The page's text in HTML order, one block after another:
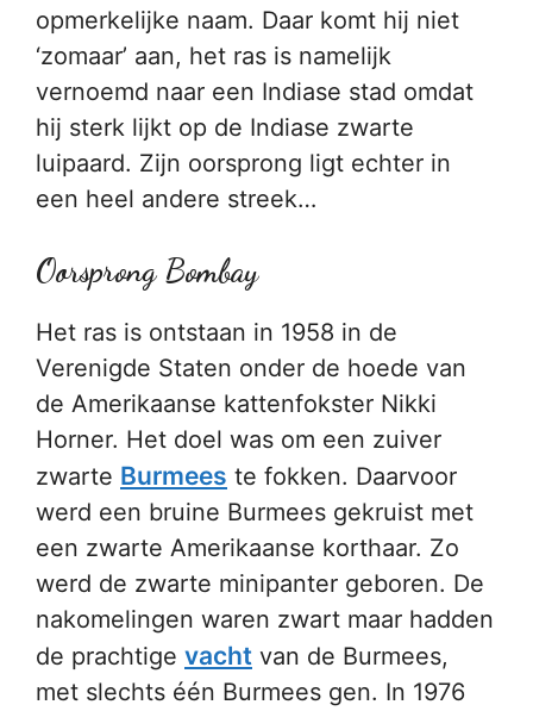
opmerkelijke naam. Daar komt hij niet
‘zomaar’ aan, het ras is namelijk
vernoemd naar een Indiase stad omdat
hij sterk lijkt op de Indiase zwarte
luipaard. Zijn oorsprong ligt echter in
een heel andere streek…
Oorsprong Bombay
Het ras is ontstaan in 1958 in de
Verenigde Staten onder de hoede van
de Amerikaanse kattenfokster Nikki
Horner. Het doel was om een zuiver
zwarte Burmees te fokken. Daarvoor
werd een bruine Burmees gekruist met
een zwarte Amerikaanse korthaar. Zo
werd de zwarte minipanter geboren. De
nakomelingen waren zwart maar hadden
de prachtige vacht van de Burmees,
met slechts één Burmees gen. In 1976